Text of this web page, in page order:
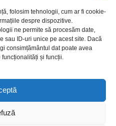
folosim tehnologii, cum ar fi cookie-
despre dispozitive.
ne permite să procesăm date,
sau ID-uri unice pe acest site. Dacă
consimțământul dat poate avea
și funcții.